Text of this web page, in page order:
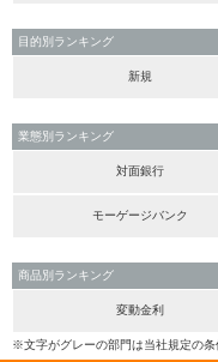
目的別ランキング
新規
業態別ランキング
対面銀行
モーゲージバンク
商品別ランキング
変動金利
※文字がグレーの部門は当社規定の条